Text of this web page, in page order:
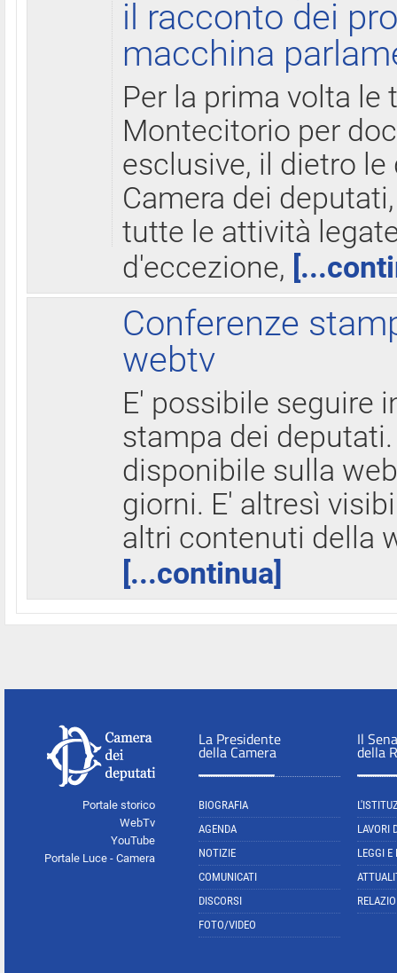
il racconto dei
macchina
Per la prima volta le
Montecitorio per
esclusive, il dietro
Camera dei
tutte le attività
d'eccezione,
Conferenze
webtv
E' possibile seguire
stampa dei
disponibile sulla
giorni. E' altresì
altri contenuti della
[...continua]
Portale storico
WebTv
YouTube
Portale Luce - Camera
La Presidente
della Camera
BIOGRAFIA
AGENDA
NOTIZIE
COMUNICATI
DISCORSI
FOTO/VIDEO
Il
della
LAVORI
LEGGI E